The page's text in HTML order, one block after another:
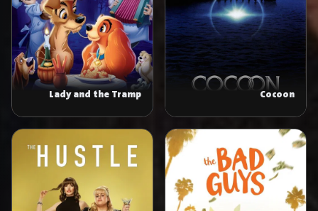
Cocoon
Lady and the Tramp